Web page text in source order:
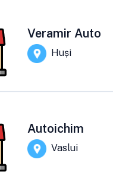
Veramir Auto
Huși
Autoichim
Vaslui